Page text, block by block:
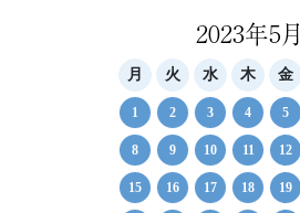
2023年5月
月 火 水 木 金
1 2 3 4 5
8 9 10 11 12
15 16 17 18 19